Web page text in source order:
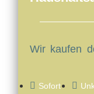
Wir kaufen
Sofort